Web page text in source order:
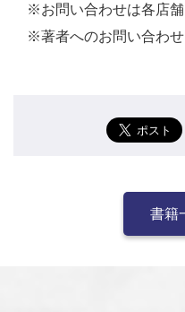
※お問い合わせは各店舗
※著者へのお問い合わせ
書籍